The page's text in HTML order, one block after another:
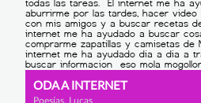
ODA A INTERNET
Poesías, Lucas